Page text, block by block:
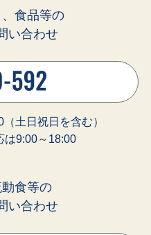
つ で
中性脂肪
能
、トリペプチドMKPが入ったカゼ
有食品
を
ないプラセボに対して
食品等の
い合わせ
土日祝日を含む）
は9:00～18:00
食等の
い合わせ